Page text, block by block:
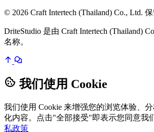
© 2026 Craft Intertech (Thailand) Co., Ltd.
DriteStudio 是由 Craft Intertech (Thailand)
名称。
我们使用 Cookie
我们使用 Cookie 来增强您的浏览体验、
化内容。点击"全部接受"即表示您同意我
私政策